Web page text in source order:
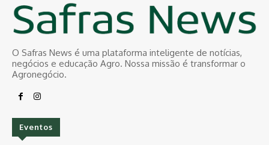
O Safras News é uma plataforma inteligente de notícias,
negócios e educação Agro. Nossa missão é transformar o
Agronegócio.
Eventos